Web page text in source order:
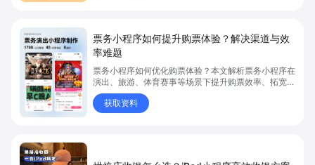
票务小程序如何提升购票体验？解决渠道与效
率难题
票务小程序如何优化购票体验？本文解析票务小程序在
演出、旅游、体育赛事等场景下提升购票效率、拓宽销
售渠道、实现会员精准营销的具体方式。关键词包括
“票务小程序”、“购票体验”、“购票效率”。
获取资料